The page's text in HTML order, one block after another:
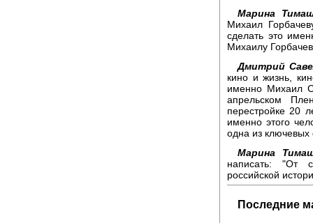
Марина
Михаил
сделать это
Михаилу
Дмитрий
кино и жизнь,
именно Михаил
апрельском
перестройке 20
именно этого
одна из
Марина
написать: "От
российской
Последние